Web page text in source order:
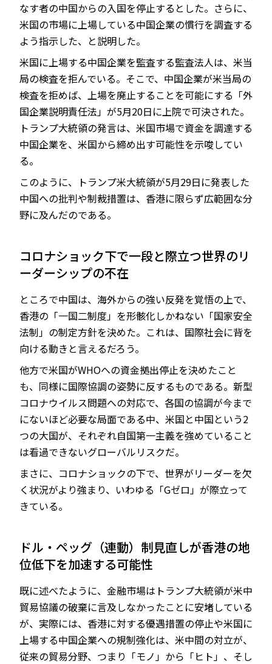
なす者の中国からの入国を停止するとした。さらに、
米国の市場に上場している中国企業の慣行を調査する
よう指示した、と説明した。
米国に上場する中国企業を監査する監査法人は、米当
局の検査を拒んでいる。そこで、中国企業が米当局の
検査を拒めば、上場を廃止することを可能にする「外
国企業説明責任法」が5月20日に上院で可決された。
トランプ大統領の発言は、米国市場で資金を調達する
中国企業を、米国から締め出す可能性を示唆してい
る。
このように、トランプ米大統領が5月29日に発表した
中国への批判や制裁措置は、香港に限らず広範囲な分
野に及んだのである。
コロナショック下で一段と際立つ世界のリ
ーダーシップの不在
ところで中国は、海外からの強い反発を覚悟の上で、
香港の「一国二制度」を形骸化しかねない「国家安全
法制」の制定方針を決めた。これは、国際社会に背を
向ける動きと言えるだろう。
他方で米国がWHOへの資金拠出停止を決めたこと
も、同様に国際協調の姿勢に反するものである。新型
コロナウイルス問題への対応で、各国の協調が今まで
にないほど必要な局面である中、米国と中国という2
つの大国が、それぞれ自国第一主義を強めていること
は看過できないグローバルリスクだ。
まさに、コロナショックの下で、世界がリーダーを欠
く状況がより強まり、いわゆる「Gゼロ」が際立って
きている。
ドル・ペッグ（連動）制見直しが香港の地
位低下を加速する可能性
既に述べたように、金融市場はトランプ大統領が米中
貿易協議の破棄に言及しなかったことに安堵している
が、実際には、香港に対する優遇措置の停止や米国に
上場する中国企業への規制強化は、米中間の対立が、
従来の貿易分野、つまり「モノ」から「ヒト」、そし